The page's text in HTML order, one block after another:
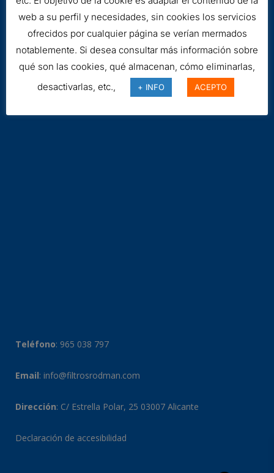
Aviso legal
Teléfono: 965 038 797
Email: info@filtrosrodman.com
Dirección: C/ Estrella Polar, 25 03007 Alicante
Declaración de accesibilidad
web a su perfil y necesidades, sin cookies los servicios
ofrecidos por cualquier página se verían mermados
notablemente. Si desea consultar más información sobre
qué son las cookies, qué almacenan, cómo eliminarlas,
desactivarlas, etc.,
+ INFO ACEPTO